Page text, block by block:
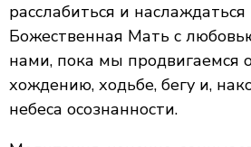
расслабиться и
Божественная Мать с
нами, пока мы продвигаемся
хождению, ходьбе, бегу и,
небеса осознанности.